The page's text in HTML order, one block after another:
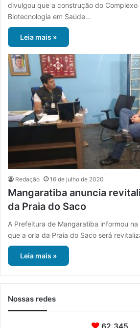
divulgou que a construção do Complexo
Biotecnologia em Saúde…
Leia mais »
Redação 16 de julho de 2020
Mangaratiba anuncia
da Praia do Saco
A Prefeitura de Mangaratiba informou
que a orla da Praia do Saco será
Leia mais »
Nossas redes
62.345